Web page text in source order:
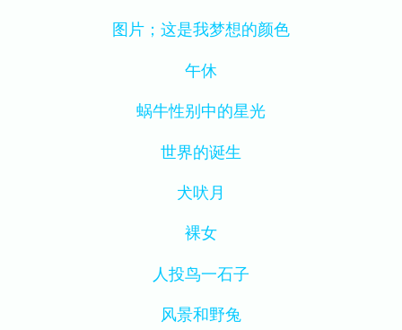
图片；这是我梦想的颜色
午休
蜗牛性别中的星光
世界的诞生
犬吠月
裸女
人投鸟一石子
风景和野兔